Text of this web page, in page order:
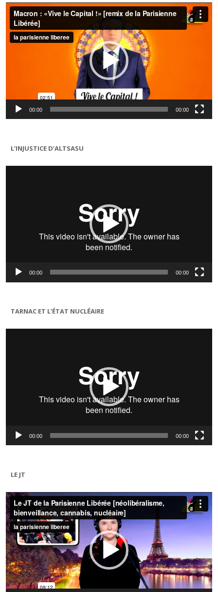
Lecteur
vidéo
00:00 00:00
L’INJUSTICE D’ALTSASU
Lecteur
00:00 00:00
TARNAC ET L’ÉTAT NUCLÉAIRE
Lecteur
00:00 00:00
LE JT
Lecteur
vidéo